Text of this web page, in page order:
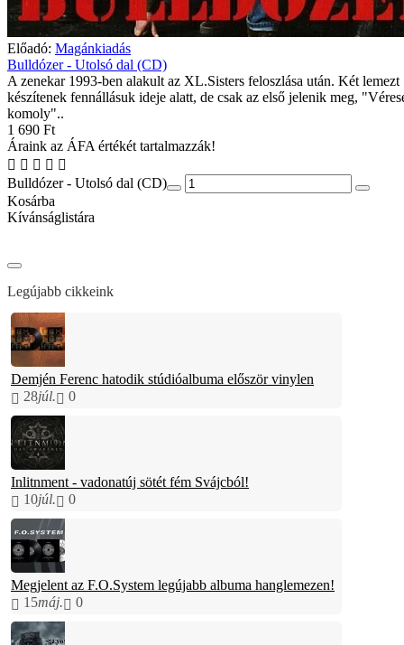
Előadó: Magánkiadás
Bulldózer - Utolsó dal (CD)
A zenekar 1993-ben alakult az XL.Sisters feloszlása után. Két lemezt
készítenek fennállásuk ideje alatt, de csak az első jelenik meg,
komoly"..
1 690 Ft
Áraink az ÁFA értékét tartalmazzák!
Bulldózer - Utolsó dal (CD)
Kosárba
Kívánságlistára
Legújabb cikkeink
Demjén Ferenc hatodik stúdióalbuma először vinylen
28júl. 0
Inlitnment - vadonatúj sötét fém Svájcból!
10júl. 0
Megjelent az F.O.System legújabb albuma hanglemezen!
15máj. 0